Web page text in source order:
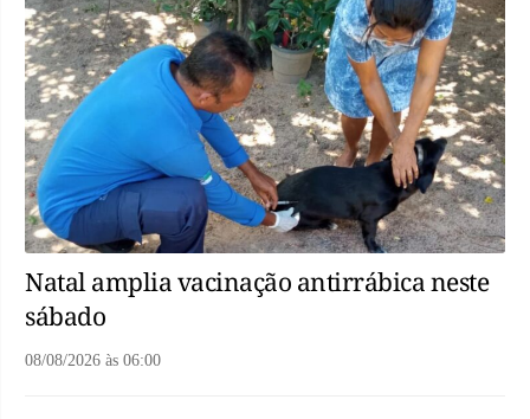
Natal amplia vacinação antirrábica neste
sábado
08/08/2026 às 06:00